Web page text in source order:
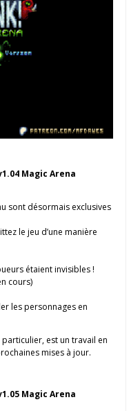
Magic Arena
sont désormais exclusives
le jeu d’une manière
étaient invisibles !
cours)
les personnages en
est un travail en
mises à jour.
Magic Arena